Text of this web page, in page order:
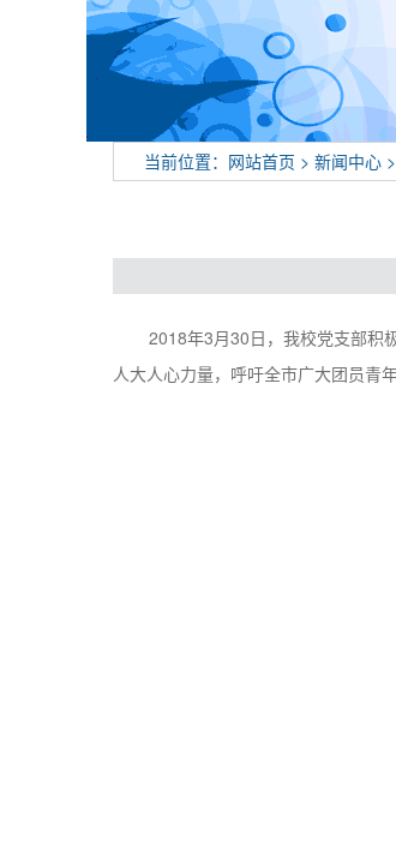
当前位置： 网站首页 >新闻中心
2018年3月30日，我校党支部积
人大人心力量，呼吁全市广大团员青